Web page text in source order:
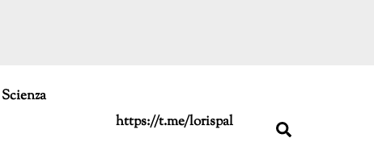
https://t.me/lorispal
Scienza